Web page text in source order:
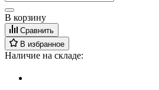
В корзину
Сравнить
В избранное
Наличие на складе: